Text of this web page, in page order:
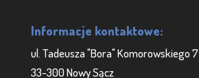
Informacje kontaktowe:
ul. Tadeusza "Bora" Komorowskiego 7
33-300 Nowy Sącz